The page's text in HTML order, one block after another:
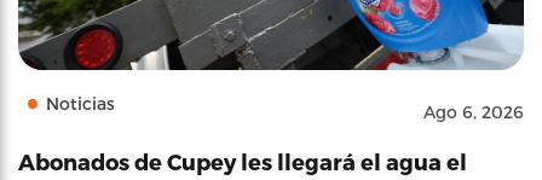
Noticias Ago 6, 2026
Abonados de Cupey les llegará el agua el